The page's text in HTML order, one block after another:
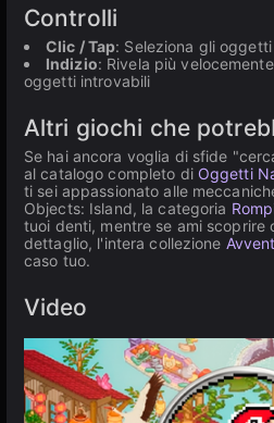
Controlli
Clic / Tap: Seleziona gli
Indizio: Rivela più
oggetti introvabili
Altri giochi che
Se hai ancora voglia di sfide
al catalogo completo di Oggetti
ti sei appassionato alle
Objects: Island, la categoria
tuoi denti, mentre se ami scoprire
dettaglio, l'intera collezione
caso tuo.
Video